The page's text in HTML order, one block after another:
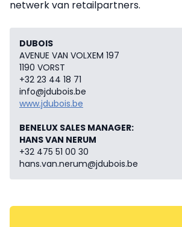
netwerk van retailpartners.
DUBOIS
AVENUE VAN VOLXEM 197
1190 VORST
+32 23 44 18 71
info@jdubois.be
www.jdubois.be
BENELUX SALES MANAGER:
HANS VAN NERUM
+32 475 51 00 30
hans.van.nerum@jdubois.be